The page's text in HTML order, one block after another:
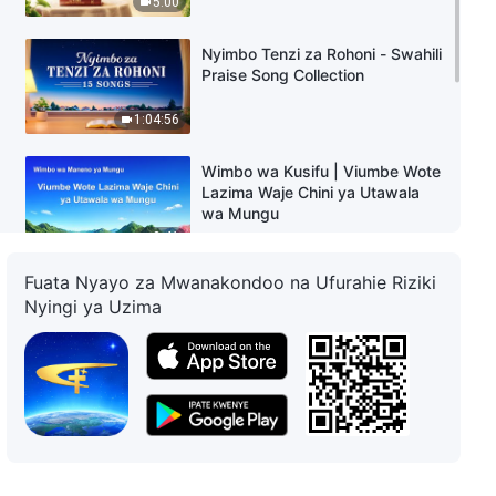
1:04:56
Nyimbo Tenzi za Rohoni - Swahili
Praise Song Collection
3:41
Wimbo wa Kusifu | Viumbe Wote
Lazima Waje Chini ya Utawala
wa Mungu
37:26
Nyimbo za Tenzi za Rohoni -
Wimbo wa Dini | Umuhumi wa
Maombi
Fuata Nyayo za Mwanakondoo na Ufurahie Riziki
Nyingi ya Uzima